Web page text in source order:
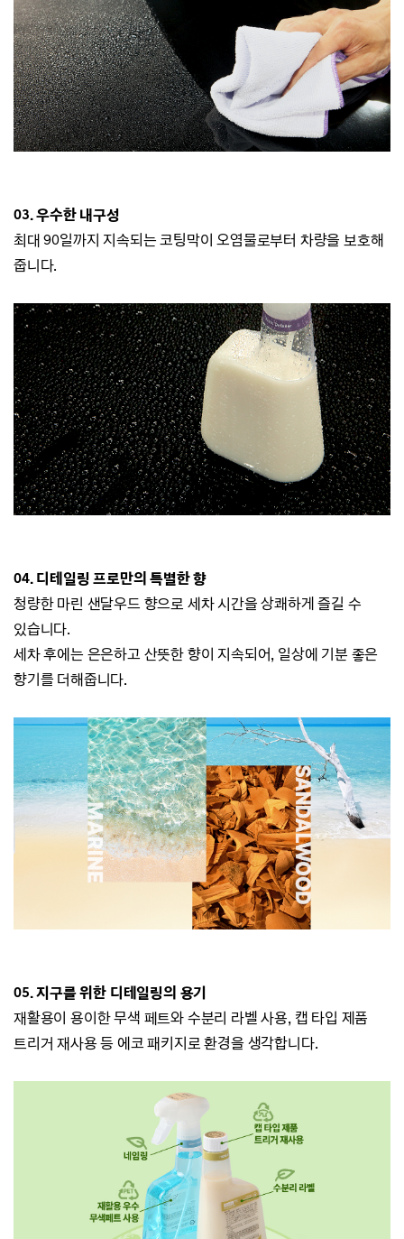
03. 우수한 내구성
최대 90일까지 지속되는 코팅막이 오염물로부터 차량을 보호해
줍니다.
04. 디테일링 프로만의 특별한 향
청량한 마린 샌달우드 향으로 세차 시간을 상쾌하게 즐길 수
있습니다.
세차 후에는 은은하고 산뜻한 향이 지속되어, 일상에 기분 좋은
향기를 더해줍니다.
05.지구를 위한 디테일링의 용기
재활용이 용이한 무색 페트와 수분리 라벨 사용, 캡 타입 제품
트리거 재사용 등 에코 패키지로 환경을 생각합니다.